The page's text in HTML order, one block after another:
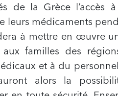
de la Grèce l’accès
leurs médicaments
à mettre en œuvre
aux familles des
et à du
alors la